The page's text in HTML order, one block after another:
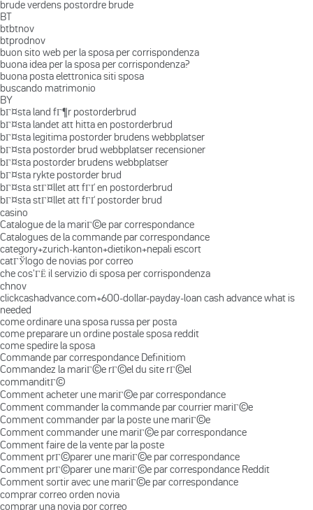
brude verdens postordre brude
BT
btbtnov
btprodnov
buon sito web per la sposa per corrispondenza
buona idea per la sposa per corrispondenza?
buona posta elettronica siti sposa
buscando matrimonio
BY
bГ¤sta land fГ¶r postorderbrud
bГ¤sta landet att hitta en postorderbrud
bГ¤sta legitima postorder brudens webbplatser
bГ¤sta postorder brud webbplatser recensioner
bГ¤sta postorder brudens webbplatser
bГ¤sta rykte postorder brud
bГ¤sta stГ¤llet att fГҐ en postorderbrud
bГ¤sta stГ¤llet att fГҐ postorder brud
casino
Catalogue de la mariГ©e par correspondance
Catalogues de la commande par correspondance
category+zurich-kanton+dietikon+nepali escort
catГЎlogo de novias por correo
che cos'ГЁ il servizio di sposa per corrispondenza
chnov
clickcashadvance.com+600-dollar-payday-loan cash advance what is
needed
come ordinare una sposa russa per posta
come preparare un ordine postale sposa reddit
come spedire la sposa
Commande par correspondance Definitiom
Commandez la mariГ©e rГ©el du site rГ©el
commanditГ©
Comment acheter une mariГ©e par correspondance
Comment commander la commande par courrier mariГ©e
Comment commander par la poste une mariГ©e
Comment commander une mariГ©e par correspondance
Comment faire de la vente par la poste
Comment prГ©parer une mariГ©e par correspondance
Comment prГ©parer une mariГ©e par correspondance Reddit
Comment sortir avec une mariГ©e par correspondance
comprar correo orden novia
comprar una novia por correo